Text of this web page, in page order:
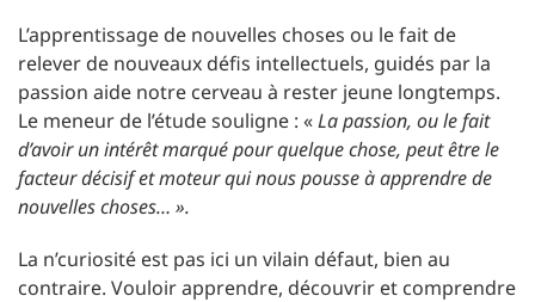
L’apprentissage de nouvelles choses ou le fait de
relever de nouveaux défis intellectuels, guidés par la
passion aide notre cerveau à rester jeune longtemps.
Le meneur de l’étude souligne : «La passion, ou le fait
d’avoir un intérêt marqué pour quelque chose, peut être le
facteur décisif et moteur qui nous pousse à apprendre de
nouvelles choses… ».
La n’curiosité est pas ici un vilain défaut, bien au
contraire. Vouloir apprendre, découvrir et comprendre